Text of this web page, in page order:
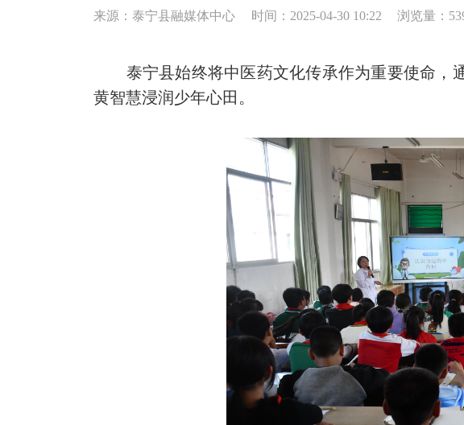
来源：泰宁县融媒体中心 时间：2025-04-30 10:22 浏览量：
泰宁县始终将中医药文化传承作为重要使命，
黄智慧浸润少年心田。